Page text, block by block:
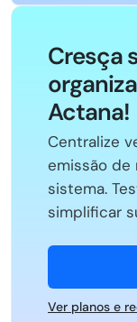
Cresça
Actana!
Centralize
emissão de
sistema.
simplificar
Ver planos e